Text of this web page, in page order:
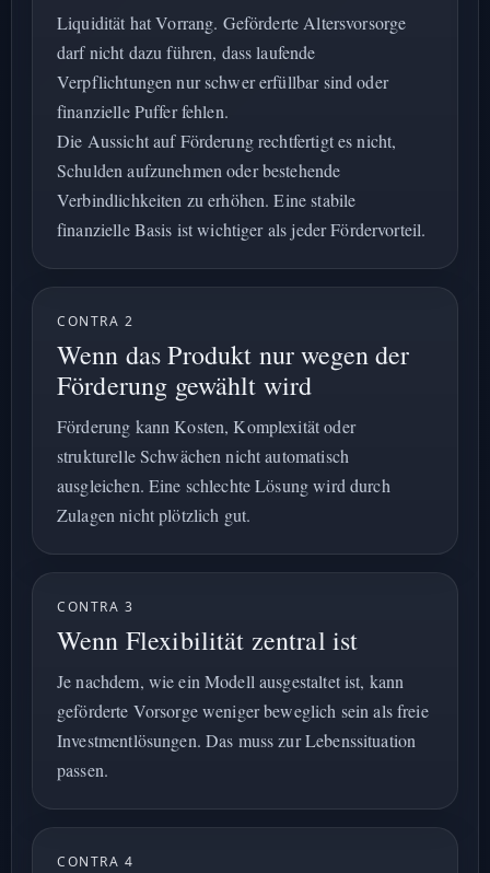
Liquidität hat Vorrang. Geförderte Altersvorsorge
darf nicht dazu führen, dass laufende
Verpflichtungen nur schwer erfüllbar sind oder
finanzielle Puffer fehlen.
Die Aussicht auf Förderung rechtfertigt es nicht,
Schulden aufzunehmen oder bestehende
Verbindlichkeiten zu erhöhen. Eine stabile
finanzielle Basis ist wichtiger als jeder Fördervorteil.
CONTRA 2
Wenn das Produkt nur wegen der
Förderung gewählt wird
Förderung kann Kosten, Komplexität oder
strukturelle Schwächen nicht automatisch
ausgleichen. Eine schlechte Lösung wird durch
Zulagen nicht plötzlich gut.
CONTRA 3
Wenn Flexibilität zentral ist
Je nachdem, wie ein Modell ausgestaltet ist, kann
geförderte Vorsorge weniger beweglich sein als freie
Investmentlösungen. Das muss zur Lebenssituation
passen.
CONTRA 4